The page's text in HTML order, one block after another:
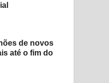
de novos
até o fim do